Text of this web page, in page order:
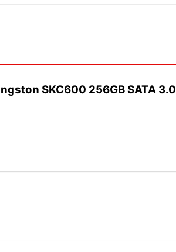
SKC600 256GB SATA 3.0